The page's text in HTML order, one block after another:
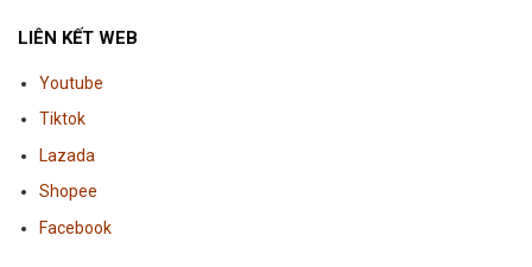
LIÊN KẾT WEB
Youtube
Tiktok
Lazada
Shopee
Facebook